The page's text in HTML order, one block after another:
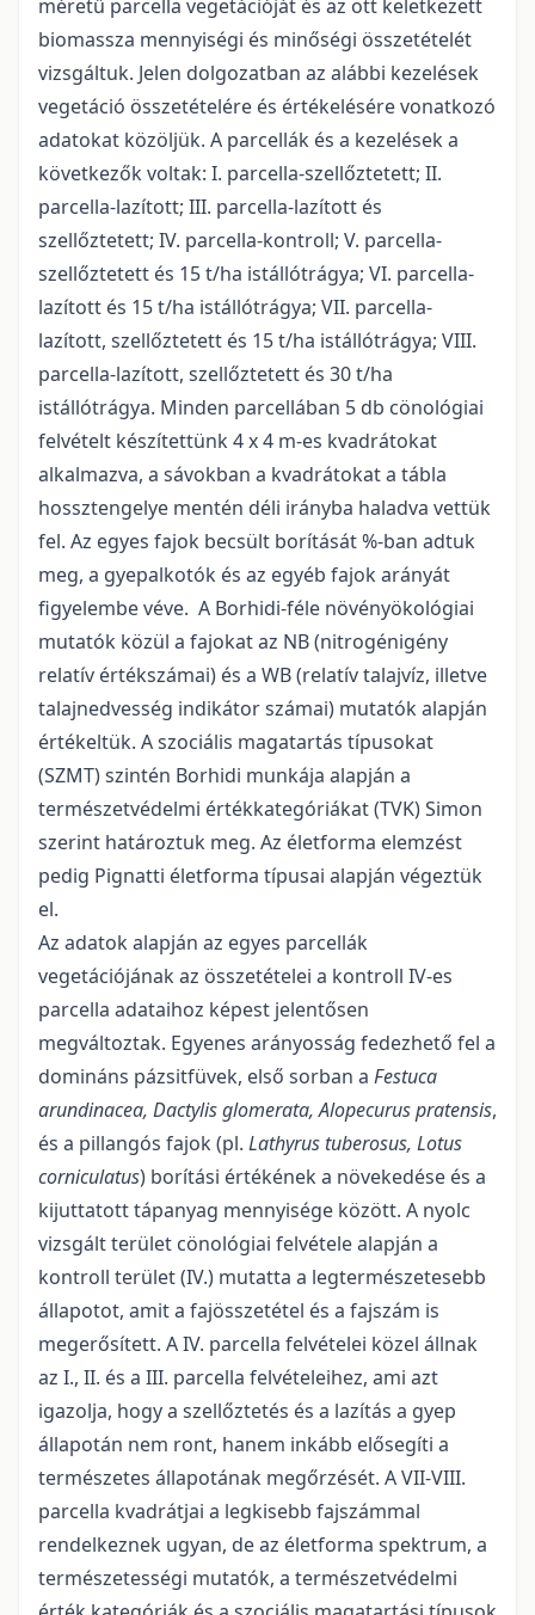
méretű parcella vegetációját és az ott keletkezett
biomassza mennyiségi és minőségi összetételét
vizsgáltuk. Jelen dolgozatban az alábbi kezelések
vegetáció összetételére és értékelésére vonatkozó
adatokat közöljük. A parcellák és a kezelések a
következők voltak: I. parcella-szellőztetett; II.
parcella-lazított; III. parcella-lazított és
szellőztetett; IV. parcella-kontroll; V. parcella-
szellőztetett és 15 t/ha istállótrágya; VI. parcella-
lazított és 15 t/ha istállótrágya; VII. parcella-
lazított, szellőztetett és 15 t/ha istállótrágya; VIII.
parcella-lazított, szellőztetett és 30 t/ha
istállótrágya. Minden parcellában 5 db cönológiai
felvételt készítettünk 4 x 4 m-es kvadrátokat
alkalmazva, a sávokban a kvadrátokat a tábla
hossztengelye mentén déli irányba haladva vettük
fel. Az egyes fajok becsült borítását %-ban adtuk
meg, a gyepalkotók és az egyéb fajok arányát
figyelembe véve. A Borhidi-féle növényökológiai
mutatók közül a fajokat az NB (nitrogénigény
relatív értékszámai) és a WB (relatív talajvíz, illetve
talajnedvesség indikátor számai) mutatók alapján
értékeltük. A szociális magatartás típusokat
(SZMT) szintén Borhidi munkája alapján a
természetvédelmi értékkategóriákat (TVK) Simon
szerint határoztuk meg. Az életforma elemzést
pedig Pignatti életforma típusai alapján végeztük
el.
Az adatok alapján az egyes parcellák
vegetációjának az összetételei a kontroll IV-es
parcella adataihoz képest jelentősen
megváltoztak. Egyenes arányosság fedezhető fel a
domináns pázsitfüvek, első sorban a Festuca
arundinacea, Dactylis glomerata, Alopecurus pratensis,
és a pillangós fajok (pl. Lathyrus tuberosus, Lotus
corniculatus) borítási értékének a növekedése és a
kijuttatott tápanyag mennyisége között. A nyolc
vizsgált terület cönológiai felvétele alapján a
kontroll terület (IV.) mutatta a legtermészetesebb
állapotot, amit a fajösszetétel és a fajszám is
megerősített. A IV. parcella felvételei közel állnak
az I., II. és a III. parcella felvételeihez, ami azt
igazolja, hogy a szellőztetés és a lazítás a gyep
állapotán nem ront, hanem inkább elősegíti a
természetes állapotának megőrzését. A VII-VIII.
parcella kvadrátjai a legkisebb fajszámmal
rendelkeznek ugyan, de az életforma spektrum, a
természetességi mutatók, a természetvédelmi